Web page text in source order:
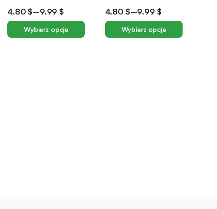
Halloween
4.80 $–9.99 $
Wybierz opcje
4.80 $–9.99 $
Wybierz opcje